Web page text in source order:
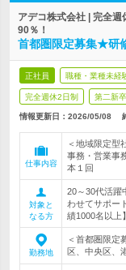
アデコ株式会社 | 完全
90％！
首都圏限定募集★研
正社員 職種・業種未経
完全週休2日制 第二新
情報更新日：2026/05/08
仕事内容
＜地域限定型
事務・営業事
本１回
対象と
なる方
20～30代活躍
わせてサポー
績1000名以上】
勤務地
＜首都圏限
区、中央区、